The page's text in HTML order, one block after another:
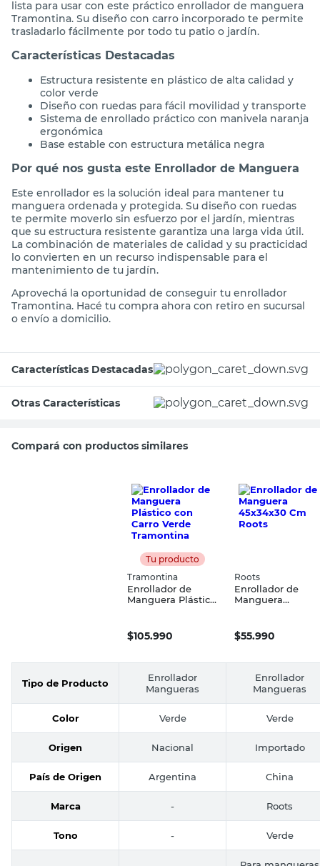
lista para usar con este práctico enrollador de manguera
Tramontina. Su diseño con carro incorporado te permite
trasladarlo fácilmente por todo tu patio o jardín.
Características Destacadas
Estructura resistente en plástico de alta calidad y
color verde
Diseño con ruedas para fácil movilidad y transporte
Sistema de enrollado práctico con manivela naranja
ergonómica
Base estable con estructura metálica negra
Por qué nos gusta este Enrollador de Manguera
Este enrollador es la solución ideal para mantener tu
manguera ordenada y protegida. Su diseño con ruedas
te permite moverlo sin esfuerzo por el jardín, mientras
que su estructura resistente garantiza una larga vida útil.
La combinación de materiales de calidad y su practicidad
lo convierten en un recurso indispensable para el
mantenimiento de tu jardín.
Aprovechá la oportunidad de conseguir tu enrollador
Tramontina. Hacé tu compra ahora con retiro en sucursal
o envío a domicilio.
Características Destacadas
Otras Características
Compará con productos similares
Tu producto
Tramontina
Enrollador de
Manguera Plástico
$105.990
Roots
Enrollador de
Manguera
$55.990
Tipo de Producto
Enrollador
Mangueras
Enrollador
Mangueras
Color Verde Verde
Origen Nacional Importado
País de Origen Argentina China
Marca - Roots
Tono - Verde